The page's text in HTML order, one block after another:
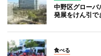
中野区グローバ
発展をけん引で
食べる